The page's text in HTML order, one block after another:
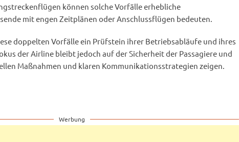
können solche Vorfälle erhebliche
mit engen Zeitplänen oder Anschlussflügen bedeuten.
doppelten Vorfälle ein Prüfstein ihrer Betriebsabläufe und ihres
der Airline bleibt jedoch auf der Sicherheit der Passagiere und
Maßnahmen und klaren Kommunikationsstrategien zeigen.
Werbung